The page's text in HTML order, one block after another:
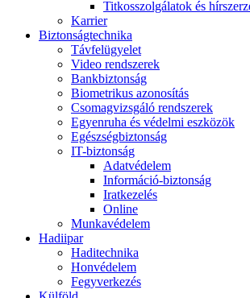
Titkosszolgálatok és
Karrier
Biztonságtechnika
Távfelügyelet
Video rendszerek
Bankbiztonság
Biometrikus azonosítás
Csomagvizsgáló rendszerek
Egyenruha és védelmi eszközök
Egészségbiztonság
IT-biztonság
Adatvédelem
Információ-biztonság
Iratkezelés
Online
Munkavédelem
Hadiipar
Haditechnika
Honvédelem
Fegyverkezés